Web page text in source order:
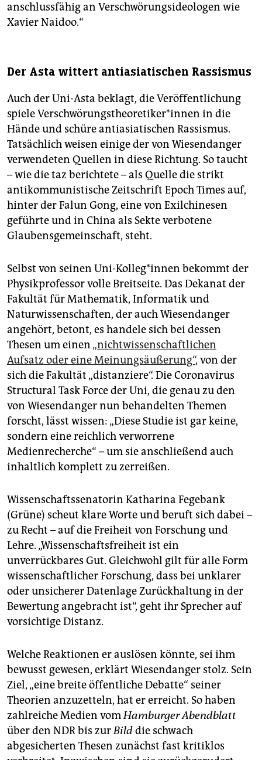
anschlussfähig an Verschwörungsideologen wie
Xavier Naidoo.“
Der Asta wittert antiasiatischen Rassismus
Auch der Uni-Asta beklagt, die Veröffentlichung
spiele Ver­schwö­rungs­theo­re­ti­ke­r*in­nen in die
Hände und schüre antiasiatischen Rassismus.
Tatsächlich weisen einige der von Wiesendanger
verwendeten Quellen in diese Richtung. So taucht
– wie die taz berichtete – als Quelle die strikt
antikommunistische Zeitschrift Epoch Times auf,
hinter der Falun Gong, eine von Exilchinesen
geführte und in China als Sekte verbotene
Glaubensgemeinschaft, steht.
Selbst von seinen Uni-Kolleg*innen bekommt der
Physikprofessor volle Breitseite. Das Dekanat der
Fakultät für Mathematik, Informatik und
Naturwissenschaften, der auch Wiesendanger
angehört, betont, es handele sich bei dessen
Thesen um einen „nichtwissenschaftlichen
Aufsatz oder eine Meinungsäußerung“, von der
sich die Fakultät „distanziere“. Die Coronavirus
Structural Task Force der Uni, die genau zu den
von Wiesendanger nun behandelten Themen
forscht, lässt wissen: „Diese Studie ist gar keine,
sondern eine reichlich verworrene
Medienrecherche“ – um sie anschließend auch
inhaltlich komplett zu zerreißen.
Wissenschaftssenatorin Katharina Fegebank
(Grüne) scheut klare Worte und beruft sich dabei –
zu Recht – auf die Freiheit von Forschung und
Lehre. „Wissenschaftsfreiheit ist ein
unverrückbares Gut. Gleichwohl gilt für alle Form
wissenschaftlicher Forschung, dass bei unklarer
oder unsicherer Datenlage Zurückhaltung in der
Bewertung angebracht ist“, geht ihr Sprecher auf
vorsichtige Distanz.
Welche Reaktionen er auslösen könnte, sei ihm
bewusst gewesen, erklärt Wiesendanger stolz. Sein
Ziel, „eine breite öffentliche Debatte“ seiner
Theorien anzuzetteln, hat er erreicht. So haben
zahlreiche Medien vomHamburgerAbendblatt
über den NDR bis zurBilddie schwach
abgesicherten Thesen zunächst fast kritiklos